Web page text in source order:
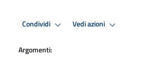
Condividi Vedi azioni
Argomenti: